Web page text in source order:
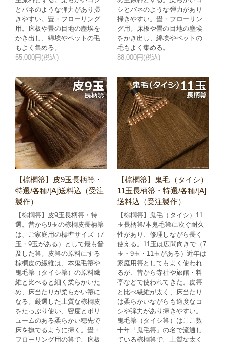
とバネのような弾力があり掃
きやすい。畳・フローリング
用。床板や畳の目地の塵埃を
かき出し、綿埃やペットの毛
もよく集める。
55,000円(税込)
シとバネのような弾力があり
掃きやすい。畳・フローリン
グ用。床板や畳の目地の塵埃
をかき出し、綿埃やペットの
毛もよく集める。
88,000円(税込)
【棕櫚箒】皮9玉長柄箒・
特選/各種/[A]送料込（受注
製作）
【棕櫚箒】皮9玉長柄箒・特
選。昔から9玉の棕櫚皮長柄箒
は、ご家庭用の標準サイズ（7
玉・9玉がある）として最も普
及した箒。皮箒の原料にする
棕櫚皮の繊維は、本鬼毛箒や
鬼毛箒（タイシ箒）の原料繊
維と比べると細く柔らかいた
め、床当たりが柔らかい箒に
なる。厳選した上質な棕櫚皮
をたっぷり使い、密度とボリ
ュームのある柔らかい穂先で
床を撫でるように掃く。畳・
フローリング用の箒で、床板
【棕櫚箒】鬼毛（タイシ）
11玉長柄箒・特選/各種/[A]
送料込（受注製作）
【棕櫚箒】鬼毛（タイシ）11
玉長柄箒/本鬼毛箒に次ぐ耐久
性があり、修理しながら長く
使える。11玉は広間向きで（7
玉・9玉・11玉がある）近年は
家庭用箒としてもよく使われ
るが、昔から寺社や旅館・料
亭などで使われてきた。皮箒
と比べ繊維が太く、床当たり
は柔らかいながらも適度なコ
シや弾力があり掃きやすい。
鬼毛箒（タイシ箒）はここ数
十年「鬼毛箒」の名で流通し
ている棕櫚箒で、上質な太く